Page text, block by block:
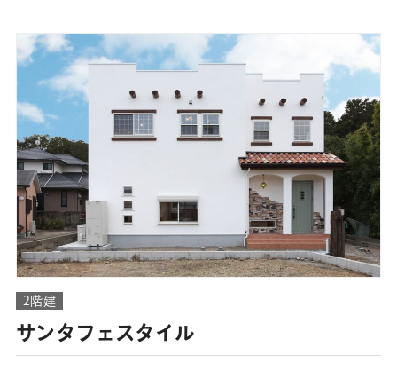
2階建
サンタフェスタイル